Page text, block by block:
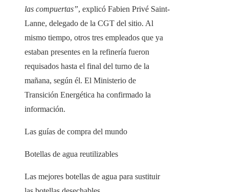
las compuertas”, explicó Fabien Privé Saint-
Lanne, delegado de la CGT del sitio. Al
mismo tiempo, otros tres empleados que ya
estaban presentes en la refinería fueron
requisados ​​hasta el final del turno de la
mañana, según él. El Ministerio de
Transición Energética ha confirmado la
información.
Las guías de compra del mundo
Botellas de agua reutilizables
Las mejores botellas de agua para sustituir